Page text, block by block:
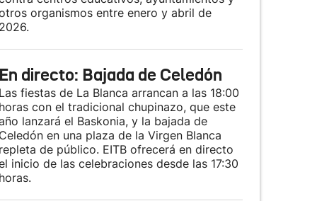
organismos entre enero y abril de
directo: Bajada de Celedón
fiestas de La Blanca arrancan a las 18:00
con el tradicional chupinazo, que este
lanzará el Baskonia, y la bajada de
en una plaza de la Virgen Blanca
de público. EITB ofrecerá en directo
inicio de las celebraciones desde las 17:30